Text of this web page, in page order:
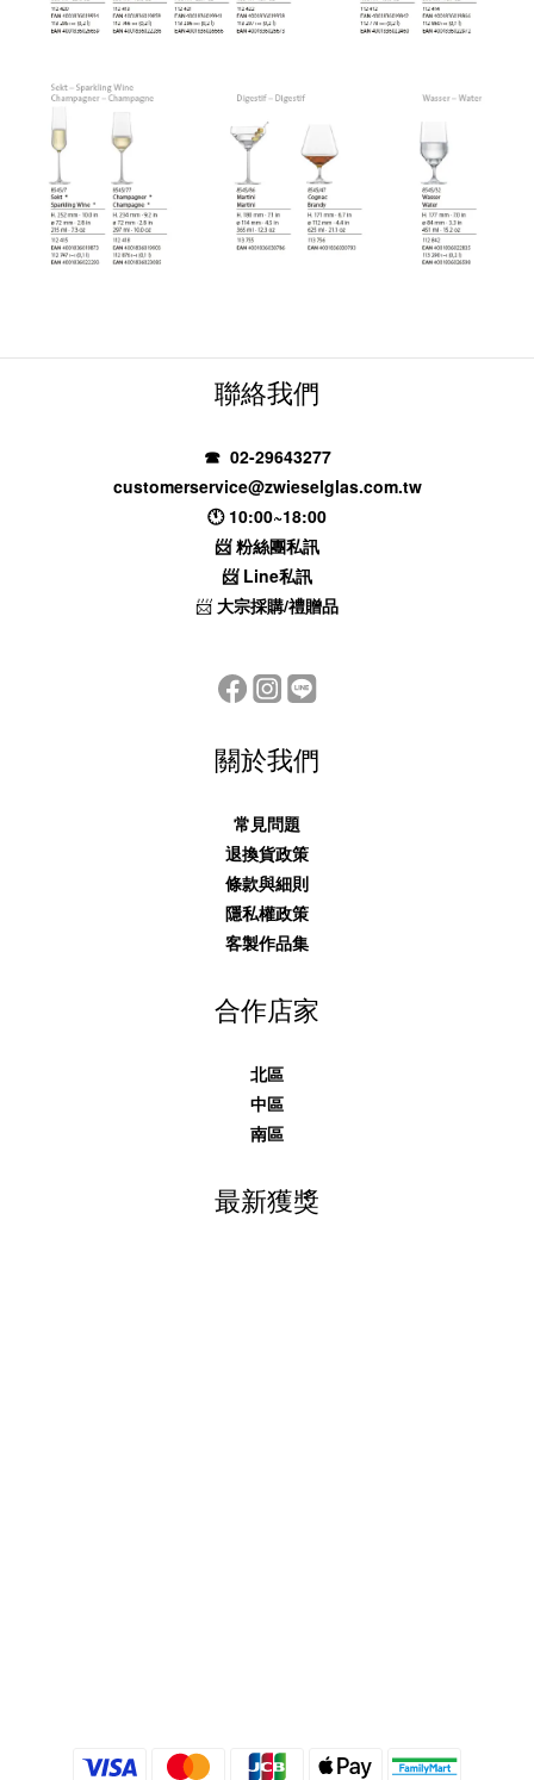
聯絡我們
☎ 02-29643277
customerservice@zwieselglas.com.tw
🕚 10:00~18:00
📨粉絲團私訊
📨 Line私訊
📨 大宗採購/禮贈品
關於我們
常見問題
退換貨政策
條款與細則
隱私權政策
客製作品集
合作店家
北區
中區
南區
最新獲獎